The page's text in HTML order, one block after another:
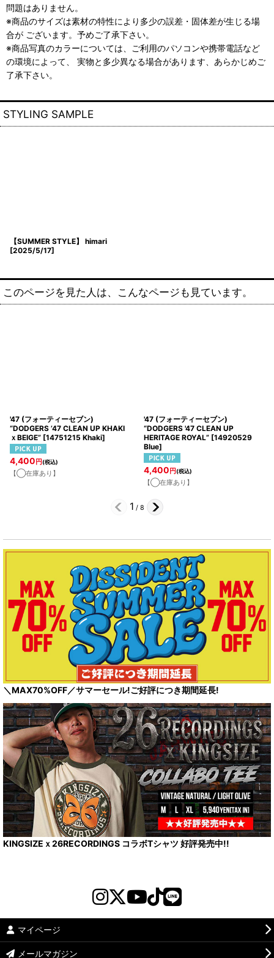
問題はありません。
※商品のサイズは素材の特性により多少の誤差・固体差が生じる場
合が ございます。予めご了承下さい。
※商品写真のカラーについては、ご利用のパソコンや携帯電話など
の環境によって、 実物と多少異なる場合があります、あらかじめご
了承下さい。
STYLING SAMPLE
【SUMMER STYLE】 himari
[2025/5/17]
このページを見た人は、こんなページも見ています。
'47 (フォーティーセブン)
“DODGERS ’47 CLEAN UP KHAKI
ｘBEIGE” [14751215 Khaki]
4,400 円(税込)
【◯在庫あり】
'47 (フォーティーセブン)
“DODGERS '47 CLEAN UP
HERITAGE ROYAL” [14920529
Blue]
4,400 円(税込)
【◯在庫あり】
1 / 8
＼MAX70%OFF／サマーセール!ご好評につき期間延長!
KINGSIZEｘ26RECORDINGS コラボTシャツ 好評発売中!!
マイページ
メールマガジン